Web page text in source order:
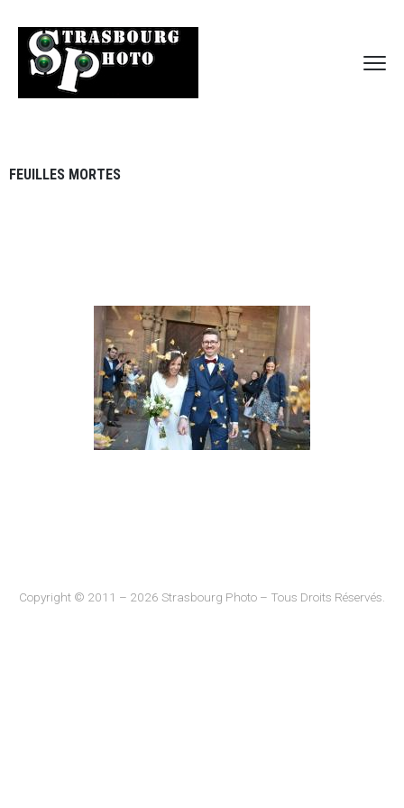
FEUILLES MORTES
Copyright © 2011 – 2026 Strasbourg Photo – Tous Droits Réservés.